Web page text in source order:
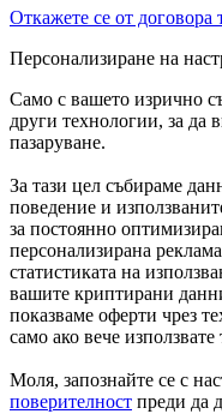
Откажете се от договора
Персонализиране на
Само с вашето изрично
други технологии, за да
пазаруване.
За тази цел събираме
поведение и
за постоянно
персонализирана
статистиката на
вашите криптирани
показваме оферти чрез
само ако вече
Моля, запознайте се с
поверителност преди да